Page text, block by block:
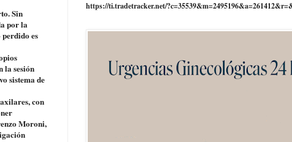
Sin
por la
es
la sesión
sistema de
con
Moroni,
https://ti.tradetracker.net/